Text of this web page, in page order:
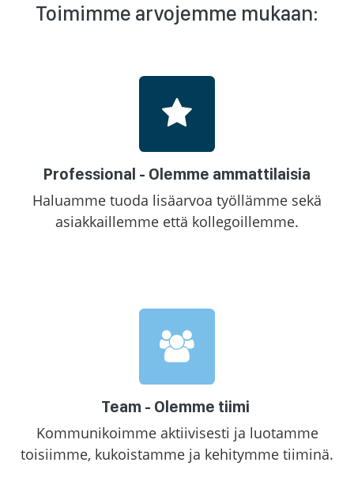
Toimimme arvojemme mukaan:
Professional - Olemme ammattilaisia
Haluamme tuoda lisäarvoa työllämme sekä
asiakkaillemme että kollegoillemme.
Team - Olemme tiimi
Kommunikoimme aktiivisesti ja luotamme
toisiimme, kukoistamme ja kehitymme tiiminä.